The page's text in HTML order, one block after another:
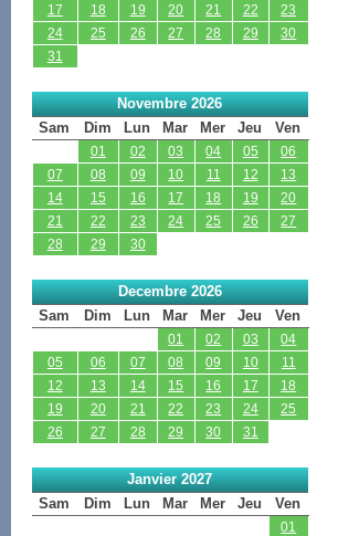
17
18 19 20 21 22
23
24
25 26 27 28 29
30
31
Novembre 2026
Sam
Dim Lun Mar Mer Jeu Ven
01 02 03 04 05
06
07
08 09 10 11 12
13
14
15 16 17 18 19
20
21
22 23 24 25 26
27
28
29 30
Decembre 2026
Sam
Dim Lun Mar Mer Jeu Ven
01 02 03
04
05
06 07 08 09 10
11
12
13 14 15 16 17
18
19
20 21 22 23 24
25
26
27 28 29 30 31
Janvier 2027
Sam
Dim Lun Mar Mer Jeu Ven
01